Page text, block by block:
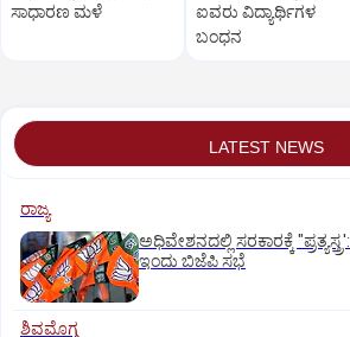
ಸಾಧಾರಣ ಮಳೆ
ಐವರು ವಿದ್ಯಾರ್ಥಿಗಳ
ಬಂಧನ
LATEST NEWS
ರಾಜ್ಯ
ಅಧಿವೇಶನದಲ್ಲಿ ಸರಕಾರಕ್ಕೆ "ಪ್ರತ್ಯಸ್ತ್ರ':
ಇಂದು ಬಿಜೆಪಿ ಸಭೆ
ಶಿವಮೊಗ್ಗ